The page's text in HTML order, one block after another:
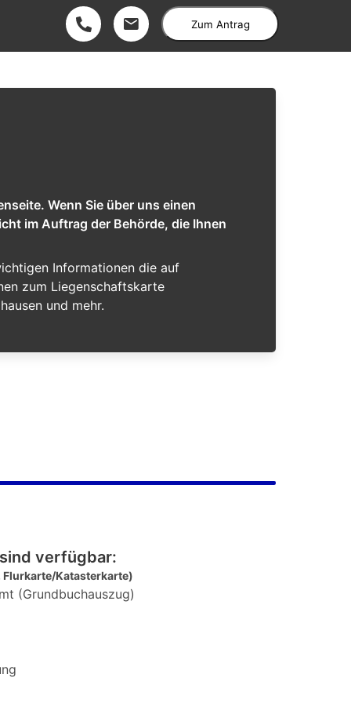
Zum Antrag
Wenn Sie über uns einen
im Auftrag der Behörde, die Ihnen
Informationen die auf
zum Liegenschaftskarte
und mehr.
verfügbar:
Flurkarte/Katasterkarte)
(Grundbuchauszug)